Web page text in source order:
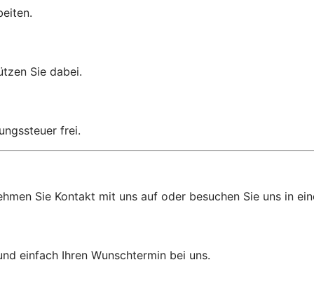
Sie dabei.
frei.
Sie Kontakt mit uns auf oder besuchen Sie uns in
einfach Ihren Wunschtermin bei uns.